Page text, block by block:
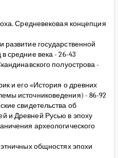
Средневековая концепция
развитие государственной
в средние века- 26-43
полуострова-
и его «История о древних
источниковедения) - 86-92
свидетельства об
и Древней Русью в эпоху
археологического
общностях эпохи